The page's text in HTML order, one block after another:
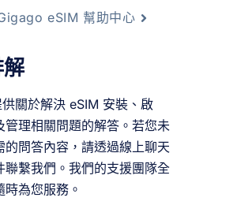
eSIM 幫助中心
關於解決 eSIM 安裝、啟
管理相關問題的解答。若您未
的問答內容，請透過線上聊天
聯繫我們。我們的支援團隊全
為您服務。